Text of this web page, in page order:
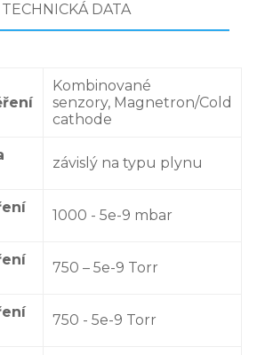
TECHNICKÁ DATA
Kombinované
senzory, Magnetron/Cold
cathode
závislý na typu plynu
1000 - 5e-9 mbar
750 – 5e-9 Torr
750 - 5e-9 Torr